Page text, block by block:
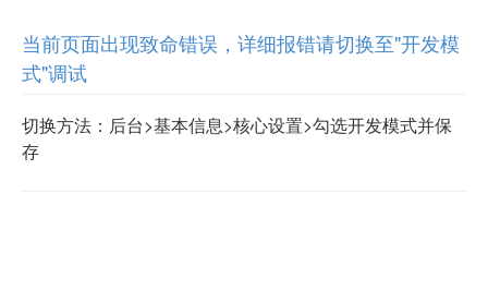
当前页面出现致命错误，详细报错请切换至"开发模
式"调试
切换方法：后台>基本信息>核心设置>勾选开发模式并保
存